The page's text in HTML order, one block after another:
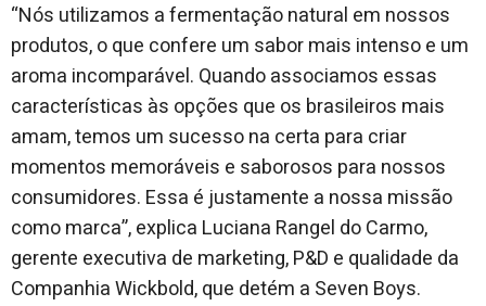
“Nós utilizamos a fermentação natural em nossos
produtos, o que confere um sabor mais intenso e um
aroma incomparável. Quando associamos essas
características às opções que os brasileiros mais
amam, temos um sucesso na certa para criar
momentos memoráveis e saborosos para nossos
consumidores. Essa é justamente a nossa missão
como marca”, explica Luciana Rangel do Carmo,
gerente executiva de marketing, P&D e qualidade da
Companhia Wickbold, que detém a Seven Boys.